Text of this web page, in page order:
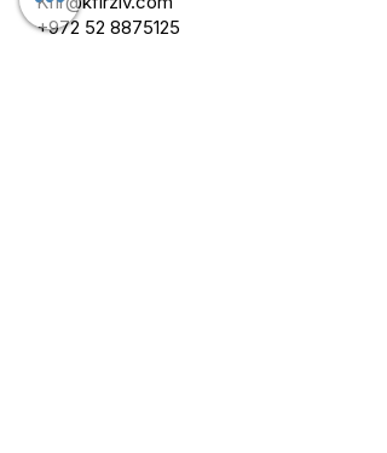
+972 52 8875125